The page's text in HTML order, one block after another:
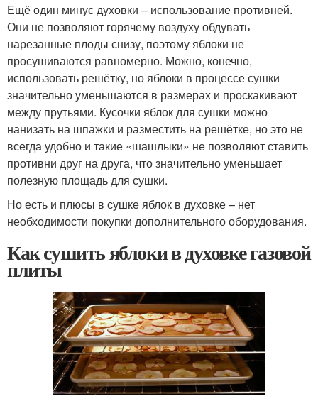
Ещё один минус духовки – использование противней.
Они не позволяют горячему воздуху обдувать
нарезанные плоды снизу, поэтому яблоки не
просушиваются равномерно. Можно, конечно,
использовать решётку, но яблоки в процессе сушки
значительно уменьшаются в размерах и проскакивают
между прутьями. Кусочки яблок для сушки можно
нанизать на шпажки и разместить на решётке, но это не
всегда удобно и такие «шашлыки» не позволяют ставить
противни друг на друга, что значительно уменьшает
полезную площадь для сушки.
Но есть и плюсы в сушке яблок в духовке – нет
необходимости покупки дополнительного оборудования.
Как сушить яблоки в духовке газовой
плиты